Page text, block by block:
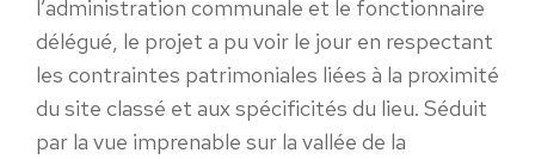
l’administration communale et le fonctionnaire
délégué, le projet a pu voir le jour en respectant
les contraintes patrimoniales liées à la proximité
du site classé et aux spécificités du lieu. Séduit
par la vue imprenable sur la vallée de la